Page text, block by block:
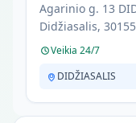
Agarinio g. 13
Didžiasalis, 30155
Veikia 24/7
DIDŽIASALIS